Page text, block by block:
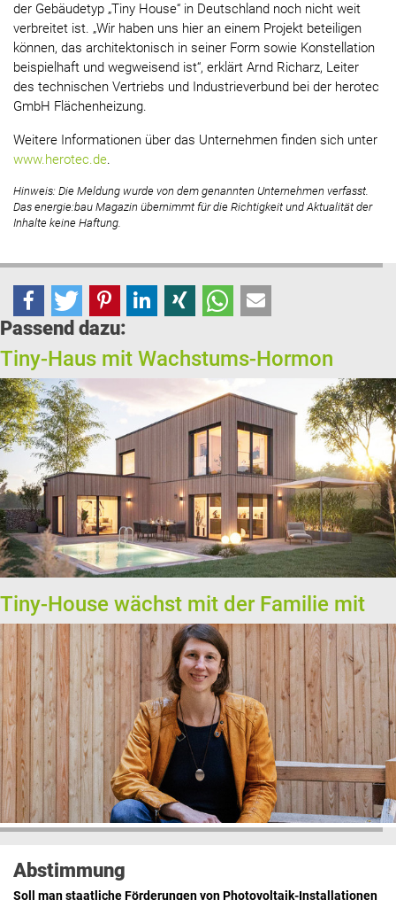
der Gebäudetyp „Tiny House“ in Deutschland noch nicht weit
verbreitet ist. „Wir haben uns hier an einem Projekt beteiligen
können, das architektonisch in seiner Form sowie Konstellation
beispielhaft und wegweisend ist“, erklärt Arnd Richarz, Leiter
des technischen Vertriebs und Industrieverbund bei der herotec
GmbH Flächenheizung.
Weitere Informationen über das Unternehmen finden sich unter
www.herotec.de.
Hinweis: Die Meldung wurde von dem genannten Unternehmen verfasst.
Das energie:bau Magazin übernimmt für die Richtigkeit und Aktualität der
Inhalte keine Haftung.
Passend dazu:
Tiny-Haus mit Wachstums-Hormon
Tiny-House wächst mit der Familie mit
Abstimmung
Soll man staatliche Förderungen von Photovoltaik-Installationen